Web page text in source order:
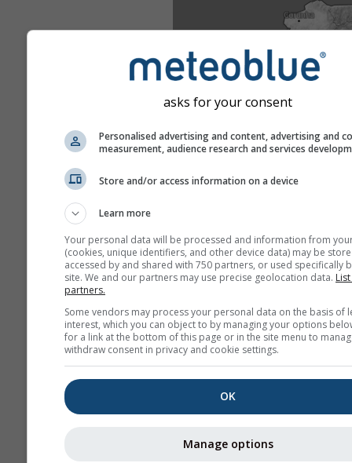
asks for your consent
Personalised advertising and content, advertising and
measurement, audience research and services
Store and/or access information on a device
Learn more
Your personal data will be processed and information from
(cookies, unique identifiers, and other device data) may be
accessed by and shared with 750 partners, or used specifically
site. We and our partners may use precise geolocation data.
partners.
Some vendors may process your personal data on the basis of
interest, which you can object to by managing your options
for a link at the bottom of this page or in the site menu to
withdraw consent in privacy and cookie settings.
OK
Manage options